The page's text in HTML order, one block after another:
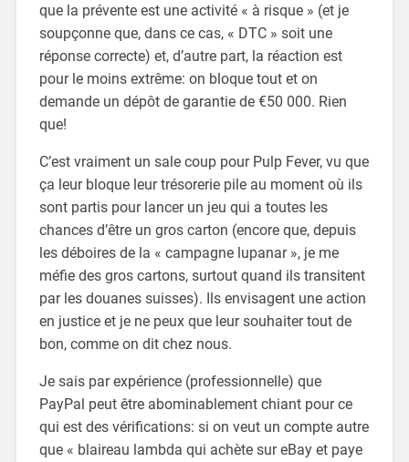
que la prévente est une activité « à risque » (et je
soupçonne que, dans ce cas, « DTC » soit une
réponse correcte) et, d’autre part, la réaction est
pour le moins extrême: on bloque tout et on
demande un dépôt de garantie de €50 000. Rien
que!
C’est vraiment un sale coup pour Pulp Fever, vu que
ça leur bloque leur trésorerie pile au moment où ils
sont partis pour lancer un jeu qui a toutes les
chances d’être un gros carton (encore que, depuis
les déboires de la « campagne lupanar », je me
méfie des gros cartons, surtout quand ils transitent
par les douanes suisses). Ils envisagent une action
en justice et je ne peux que leur souhaiter tout de
bon, comme on dit chez nous.
Je sais par expérience (professionnelle) que
PayPal peut être abominablement chiant pour ce
qui est des vérifications: si on veut un compte autre
que « blaireau lambda qui achète sur eBay et paye